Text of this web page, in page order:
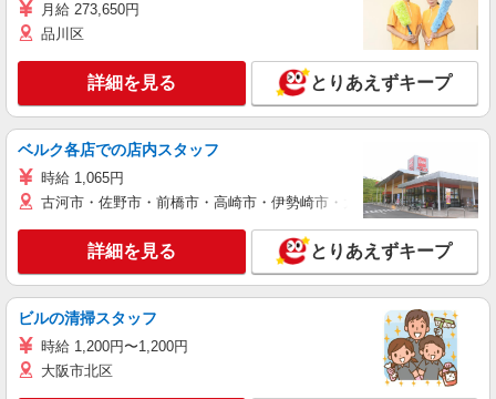
月給 273,650円
品川区
詳細を見る とりあえずキープ
ベルク各店での店内スタッフ
時給 1,065円
古河市・佐野市・前橋市・高崎市・伊勢崎市・太田市・館林市・藤
詳細を見る とりあえずキープ
ビルの清掃スタッフ
時給 1,200円〜1,200円
大阪市北区